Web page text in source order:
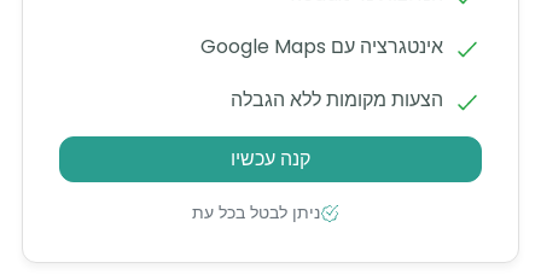
אינטגרציה עם Google Maps
הצעות מקומות ללא הגבלה
קנה עכשיו
ניתן לבטל בכל עת